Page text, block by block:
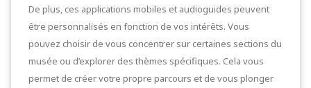
De plus, ces applications mobiles et audioguides peuvent
être personnalisés en fonction de vos intérêts. Vous
pouvez choisir de vous concentrer sur certaines sections du
musée ou d’explorer des thèmes spécifiques. Cela vous
permet de créer votre propre parcours et de vous plonger